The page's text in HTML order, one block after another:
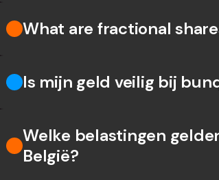
What are fractional
Is mijn geld veilig bij
Welke belastingen
België?